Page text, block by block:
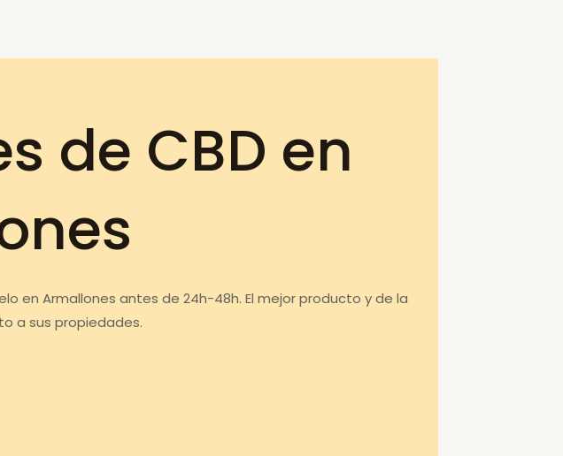
de CBD en
en Armallones antes de 24h-48h. El mejor producto y de la
a sus propiedades.